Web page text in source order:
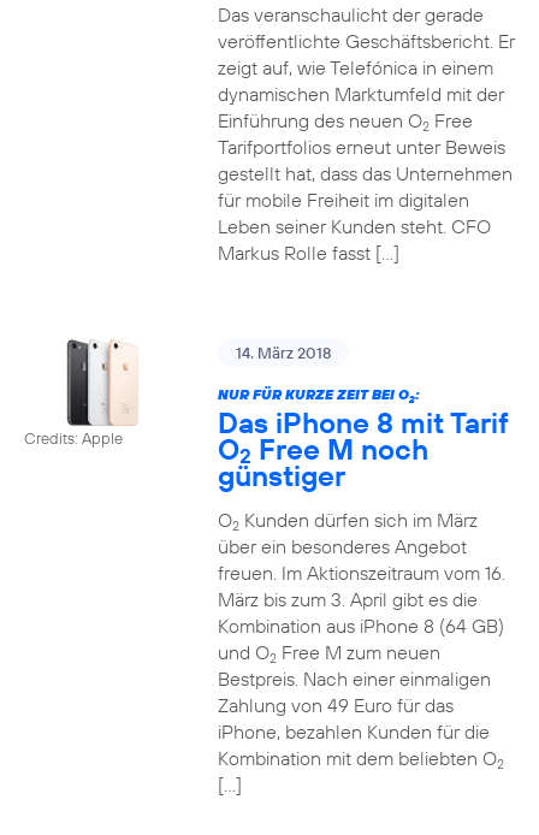
Das veranschaulicht der gerade
veröffentlichte Geschäftsbericht. Er
zeigt auf, wie Telefónica in einem
dynamischen Marktumfeld mit der
Einführung des neuen O2Free
Tarifportfolios erneut unter Beweis
gestellt hat, dass das Unternehmen
für mobile Freiheit im digitalen
Leben seiner Kunden steht. CFO
Markus Rolle fasst […]
Credits: Apple
14. März 2018
NUR FÜR KURZE ZEIT BEI O2:
Das iPhone 8 mit Tarif
O2 Free M noch
günstiger
O2Kunden dürfen sich im März
über ein besonderes Angebot
freuen. Im Aktionszeitraum vom 16.
März bis zum 3. April gibt es die
Kombination aus iPhone 8 (64 GB)
und O2Free M zum neuen
Bestpreis. Nach einer einmaligen
Zahlung von 49 Euro für das
iPhone, bezahlen Kunden für die
Kombination mit dem beliebten O2
[…]